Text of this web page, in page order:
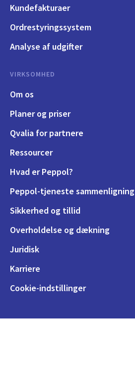
Kundefakturaer
Ordrestyringssystem
Analyse af udgifter
VIRKSOMHED
Om os
Planer og priser
Qvalia for partnere
Ressourcer
Hvad er Peppol?
Peppol-tjeneste sammenligning
Sikkerhed og tillid
Overholdelse og dækning
Juridisk
Karriere
Cookie-indstillinger